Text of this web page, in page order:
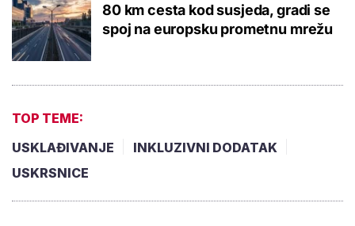
80 km cesta kod susjeda, gradi se
spoj na europsku prometnu mrežu
TOP TEME:
USKLAĐIVANJE
INKLUZIVNI DODATAK
USKRSNICE